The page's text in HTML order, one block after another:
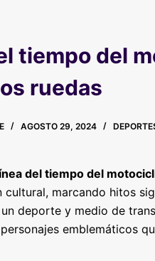
tiempo del
ruedas
AGOSTO 29, 2024
del tiempo del
cultural, marcando hitos
deporte y medio de
emblemáticos